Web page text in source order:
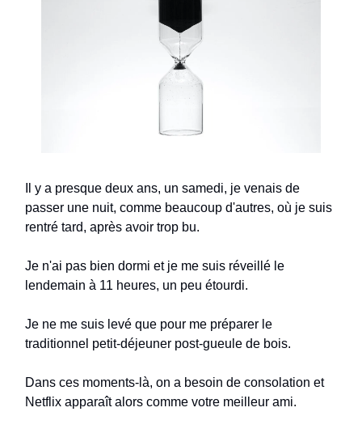
Il y a presque deux ans, un samedi, je venais de
passer une nuit, comme beaucoup d'autres, où je suis
rentré tard, après avoir trop bu.
Je n'ai pas bien dormi et je me suis réveillé le
lendemain à 11 heures, un peu étourdi.
Je ne me suis levé que pour me préparer le
traditionnel petit-déjeuner post-gueule de bois.
Dans ces moments-là, on a besoin de consolation et
Netflix apparaît alors comme votre meilleur ami.